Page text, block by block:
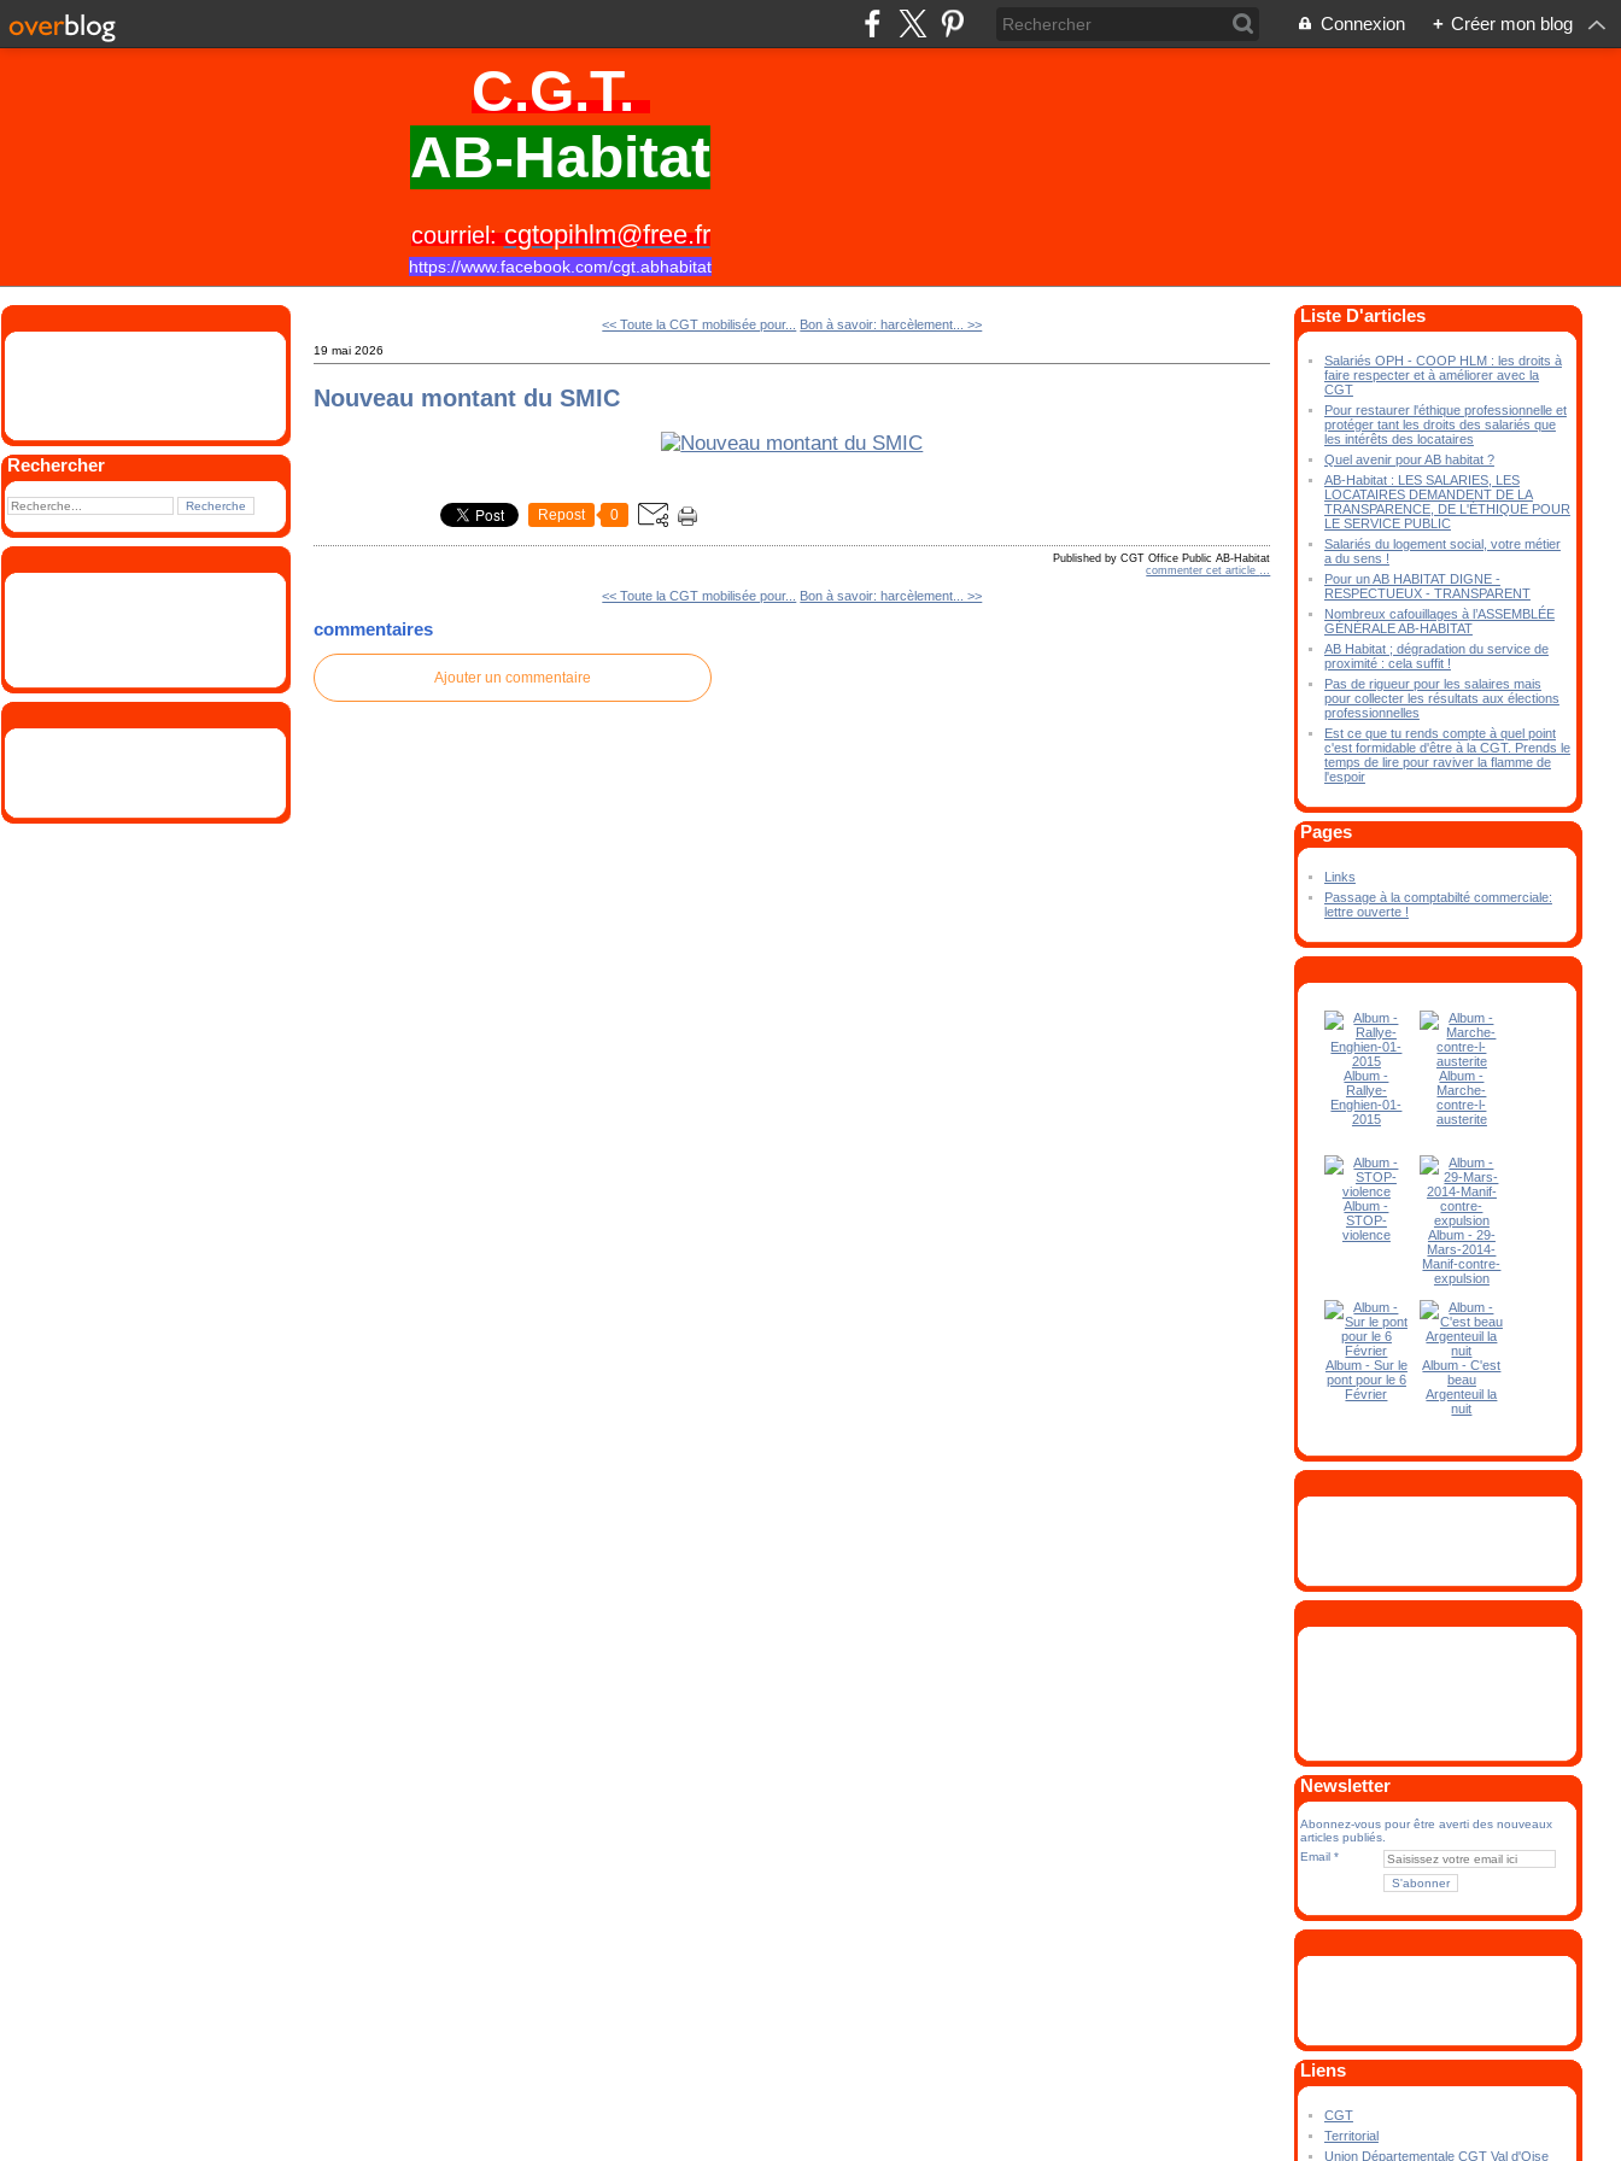
Connexion + Créer mon blog
C.G.T.
AB-Habitat
courriel:cgtopihlm@free.fr
https://www.facebook.com/cgt.abhabitat
Rechercher
<< Toute la CGT mobilisée pour... Bon à savoir: harcèlement... >>
19 mai 2026
Nouveau montant du SMIC
Repost 0
Published by CGT Office Public AB-Habitat
commenter cet article …
<< Toute la CGT mobilisée pour... Bon à savoir: harcèlement... >>
commentaires
Ajouter un commentaire
Liste D'articles
Salariés OPH - COOP HLM : les droits à
faire respecter et à améliorer avec la
CGT
Pour restaurer l'éthique professionnelle et
protéger tant les droits des salariés que
les intérêts des locataires
Quel avenir pour AB habitat ?
AB-Habitat : LES SALARIES, LES
LOCATAIRES DEMANDENT DE LA
TRANSPARENCE, DE L'ÉTHIQUE POUR
LE SERVICE PUBLIC
Salariés du logement social, votre métier
a du sens !
Pour un AB HABITAT DIGNE -
RESPECTUEUX - TRANSPARENT
Nombreux cafouillages à l’ASSEMBLÉE
GÉNÉRALE AB-HABITAT
AB Habitat ; dégradation du service de
proximité : cela suffit !
Pas de rigueur pour les salaires mais
pour collecter les résultats aux élections
professionnelles
Est ce que tu rends compte à quel point
c'est formidable d'être à la CGT. Prends le
temps de lire pour raviver la flamme de
l'espoir
Pages
Links
Passage à la comptabilté commerciale:
lettre ouverte !
Album -
Rallye-
Enghien-01-
2015
Album -
Marche-
contre-l-
austerite
Album -
STOP-
violence
Album - 29-
Mars-2014-
Manif-contre-
expulsion
Album - Sur le
pont pour le 6
Février
Album - C'est
beau
Argenteuil la
nuit
Newsletter
Abonnez-vous pour être averti des nouveaux
articles publiés.
Email
Liens
CGT
Territorial
Union Départementale CGT Val d'Oise